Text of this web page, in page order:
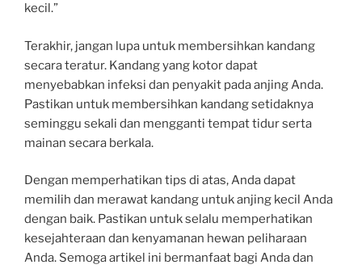
kecil.”
Terakhir, jangan lupa untuk membersihkan kandang
secara teratur. Kandang yang kotor dapat
menyebabkan infeksi dan penyakit pada anjing Anda.
Pastikan untuk membersihkan kandang setidaknya
seminggu sekali dan mengganti tempat tidur serta
mainan secara berkala.
Dengan memperhatikan tips di atas, Anda dapat
memilih dan merawat kandang untuk anjing kecil Anda
dengan baik. Pastikan untuk selalu memperhatikan
kesejahteraan dan kenyamanan hewan peliharaan
Anda. Semoga artikel ini bermanfaat bagi Anda dan